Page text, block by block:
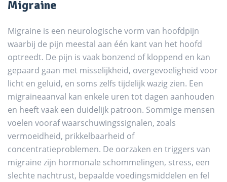
Migraine
Migraine is een neurologische vorm van hoofdpijn
waarbij de pijn meestal aan één kant van het hoofd
optreedt. De pijn is vaak bonzend of kloppend en kan
gepaard gaan met misselijkheid, overgevoeligheid voor
licht en geluid, en soms zelfs tijdelijk wazig zien. Een
migraineaanval kan enkele uren tot dagen aanhouden
en heeft vaak een duidelijk patroon. Sommige mensen
voelen vooraf waarschuwingssignalen, zoals
vermoeidheid, prikkelbaarheid of
concentratieproblemen. De oorzaken en triggers van
migraine zijn hormonale schommelingen, stress, een
slechte nachtrust, bepaalde voedingsmiddelen en fel